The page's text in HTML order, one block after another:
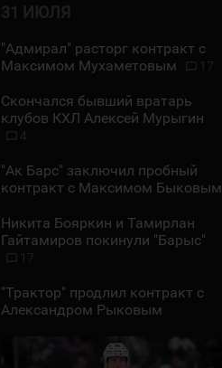
31 ИЮЛЯ
"Адмирал" расторг контракт с
Максимом Мухаметовым
17
Скончался бывший вратарь
клубов КХЛ Алексей Мурыгин
4
"Ак Барс" заключил пробный
контракт с Максимом Быковым
Никита Бояркин и Тамирлан
Гайтамиров покинули "Барыс"
17
"Трактор" продлил контракт с
Александром Рыковым